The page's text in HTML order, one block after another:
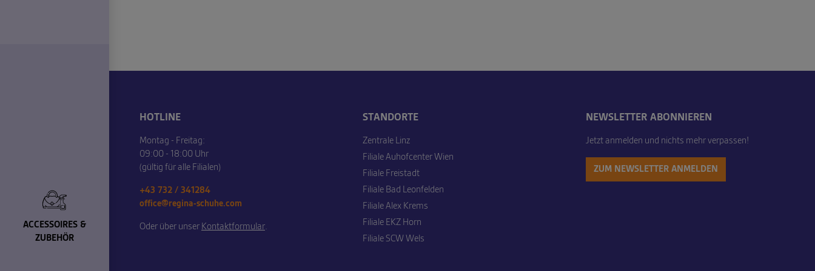
ACCESSOIRES &
ZUBEHÖR
HOTLINE
Montag - Freitag:
09:00 - 18:00 Uhr
(gültig für alle Filialen)
+43 732 / 341284
office@regina-schuhe.com
Oder über unser Kontaktformular.
STANDORTE
Zentrale Linz
Filiale Auhofcenter Wien
Filiale Freistadt
Filiale Bad Leonfelden
Filiale Alex Krems
Filiale EKZ Horn
Filiale SCW Wels
NEWSLETTER ABONNIEREN
Jetzt anmelden und nichts mehr verpassen!
ZUM NEWSLETTER ANMELDEN